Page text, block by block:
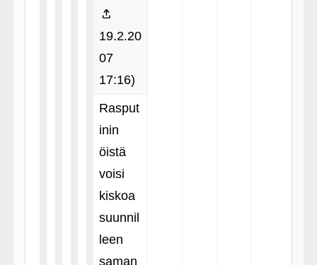
19.2.20
07
17:16)
Rasput
inin
öistä
voisi
kiskoa
suunnil
leen
saman